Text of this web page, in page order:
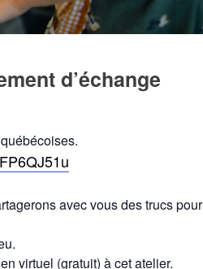
d’échange
avec vous des trucs pour
virtuel (gratuit) à cet atelier.